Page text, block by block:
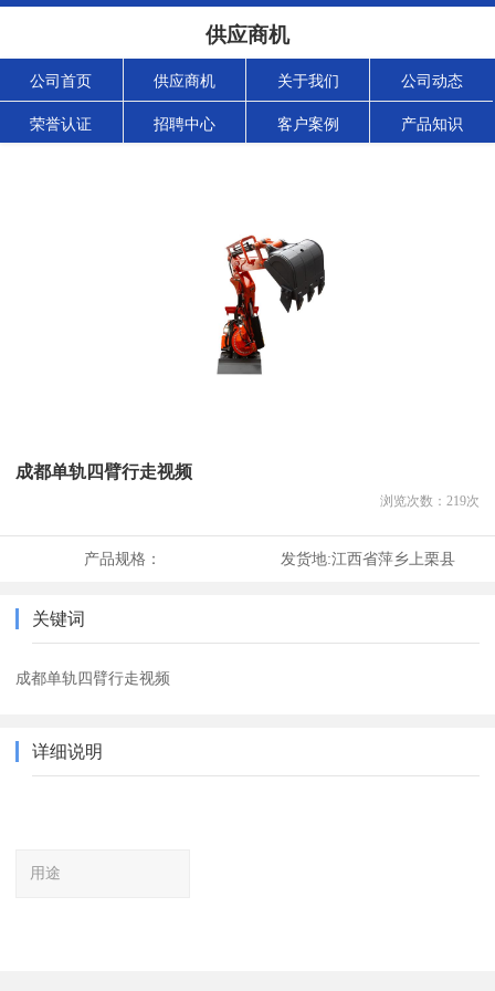
供应商机
公司首页 供应商机 关于我们 公司动态
荣誉认证 招聘中心 客户案例 产品知识
成都单轨四臂行走视频
浏览次数： 219次
产品规格： 发货地:江西省萍乡上栗县
关键词
成都单轨四臂行走视频
详细说明
用途